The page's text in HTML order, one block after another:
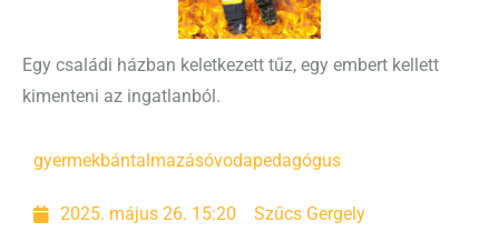
Egy családi házban keletkezett tűz, egy embert kellett
kimenteni az ingatlanból.
gyermekbántalmazásóvodapedagógus
2025. május 26. 15:20 Szűcs Gergely